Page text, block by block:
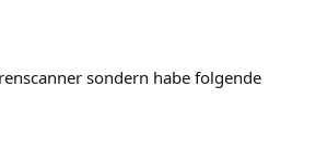
sondern habe folgende